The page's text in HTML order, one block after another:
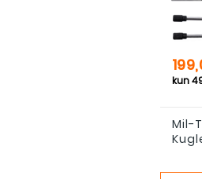
Pris
Mil-